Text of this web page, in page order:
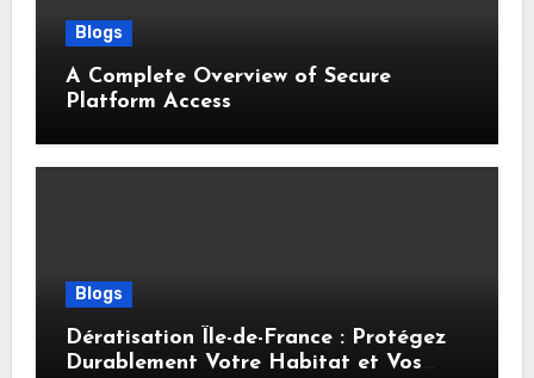
Blogs
A Complete Overview of Secure
Platform Access
Blogs
Dératisation Île-de-France : Protégez
Durablement Votre Habitat et Vos